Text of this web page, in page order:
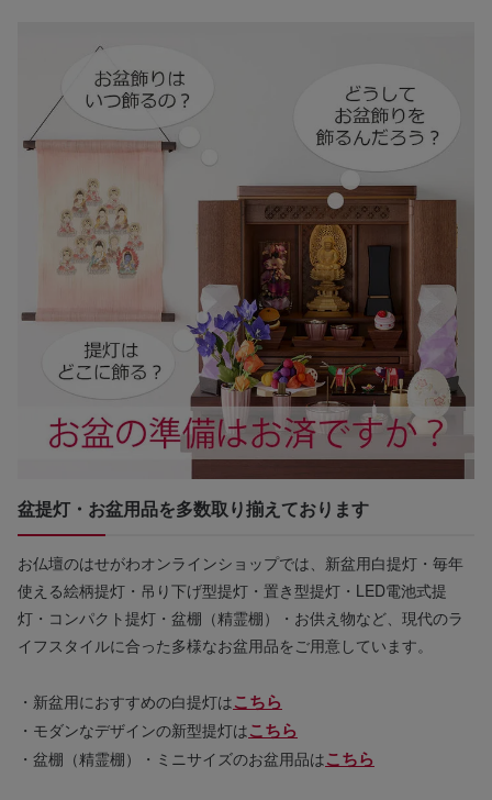
盆提灯・お盆用品を多数取り揃えております
お仏壇のはせがわオンラインショップでは、新盆用白提灯・毎年
使える絵柄提灯・吊り下げ型提灯・置き型提灯・LED電池式提
灯・コンパクト提灯・盆棚（精霊棚）・お供え物など、現代のラ
イフスタイルに合った多様なお盆用品をご用意しています。
・新盆用におすすめの白提灯はこちら
・モダンなデザインの新型提灯はこちら
・盆棚（精霊棚）・ミニサイズのお盆用品はこちら